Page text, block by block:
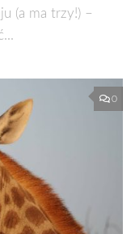
(a ma trzy!) –
0